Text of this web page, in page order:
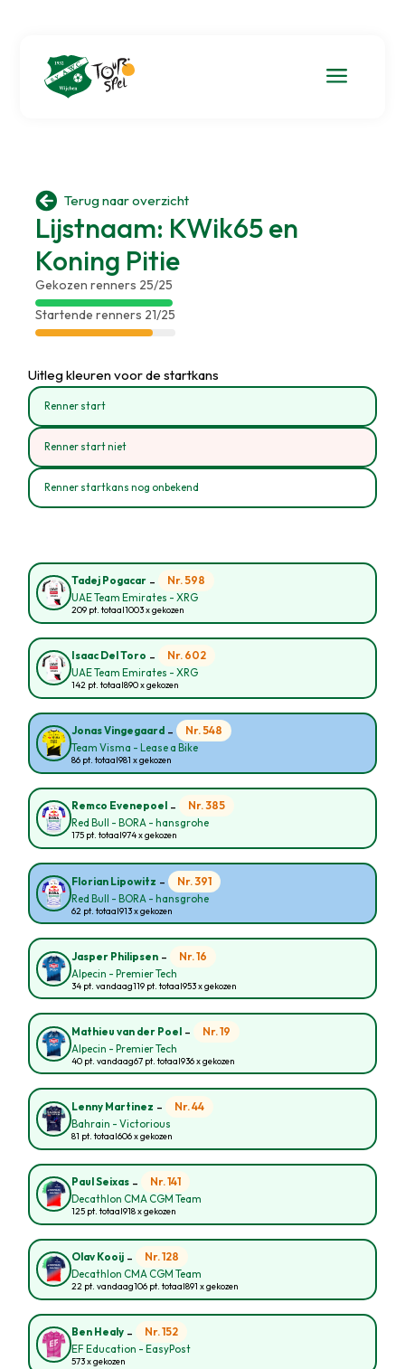
a
 Terug naar overzicht
Lijstnaam: KWik65 en
Koning Pitie
Gekozen renners 25/25
Startende renners 21/25
Uitleg kleuren voor de startkans
Renner start
Renner start niet
Renner startkans nog onbekend
Tadej Pogacar - Nr. 598
UAE Team Emirates - XRG
209 pt. totaal1003 x gekozen
Isaac Del Toro - Nr. 602
UAE Team Emirates - XRG
142 pt. totaal890 x gekozen
Jonas Vingegaard - Nr. 548
Team Visma - Lease a Bike
86 pt. totaal981 x gekozen
Remco Evenepoel - Nr. 385
Red Bull - BORA - hansgrohe
175 pt. totaal974 x gekozen
Florian Lipowitz - Nr. 391
Red Bull - BORA - hansgrohe
62 pt. totaal913 x gekozen
Jasper Philipsen - Nr. 16
Alpecin - Premier Tech
34 pt. vandaag119 pt. totaal953 x gekozen
Mathieu van der Poel - Nr. 19
Alpecin - Premier Tech
40 pt. vandaag67 pt. totaal936 x gekozen
Lenny Martinez - Nr. 44
Bahrain - Victorious
81 pt. totaal606 x gekozen
Paul Seixas - Nr. 141
Decathlon CMA CGM Team
125 pt. totaal918 x gekozen
Olav Kooij - Nr. 128
Decathlon CMA CGM Team
22 pt. vandaag106 pt. totaal891 x gekozen
Ben Healy - Nr. 152
EF Education - EasyPost
573 x gekozen